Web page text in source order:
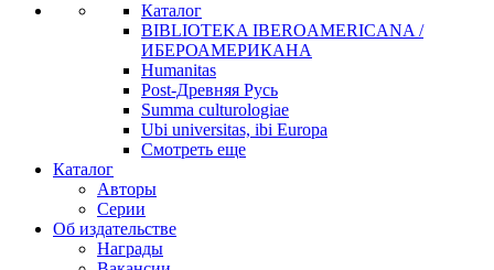
Каталог
BIBLIOTEKA IBEROAMERICANA /
ИБЕРОАМЕРИКАНА
Humanitas
Post-Древняя Русь
Summa culturologiae
Ubi universitas, ibi Europa
Смотреть еще
Каталог
Авторы
Серии
Об издательстве
Награды